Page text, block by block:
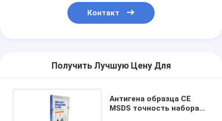
Контакт
Получить Лучшую Цену Для
Антигена образца CE
MSDS точность набора